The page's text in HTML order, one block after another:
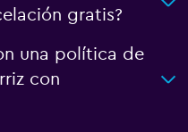
gratis?
una política de
con